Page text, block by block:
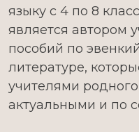
языку с 4 по 8
является автором
пособий по
литературе,
учителями
актуальными и по